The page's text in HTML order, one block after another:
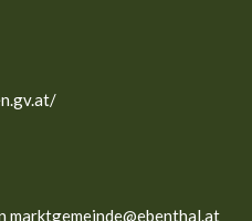
marktgemeinde@ebenthal.at